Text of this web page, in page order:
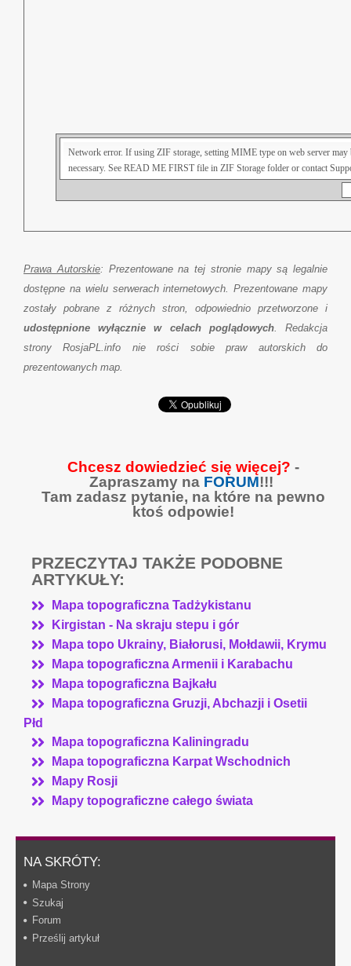
Prawa Autorskie: Prezentowane na tej stronie mapy są legalnie
dostępne na wielu serwerach internetowych. Prezentowane mapy
zostały pobrane z różnych stron, odpowiednio przetworzone i
udostępnione wyłącznie w celach poglądowych. Redakcja
strony RosjaPL.info nie rości sobie praw autorskich do
prezentowanych map.
Chcesz dowiedzieć się więcej? -
Zapraszamy na FORUM!!!
Tam zadasz pytanie, na które na pewno
ktoś odpowie!
PRZECZYTAJ TAKŻE PODOBNE
ARTYKUŁY:
Mapa topograficzna Tadżykistanu
Kirgistan - Na skraju stepu i gór
Mapa topo Ukrainy, Białorusi, Mołdawii, Krymu
Mapa topograficzna Armenii i Karabachu
Mapa topograficzna Bajkału
Mapa topograficzna Gruzji, Abchazji i Osetii
Płd
Mapa topograficzna Kaliningradu
Mapa topograficzna Karpat Wschodnich
Mapy Rosji
Mapy topograficzne całego świata
NA SKRÓTY:
Mapa Strony
Szukaj
Forum
Prześlij artykuł